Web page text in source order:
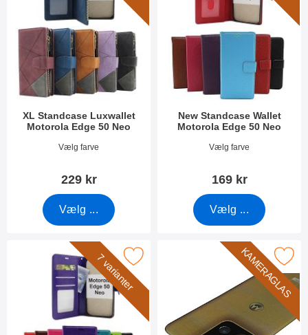
XL Standcase Luxwallet
Motorola Edge 50 Neo
Varenr 51585Vælg farve
229 kr
Vælg ...
New Standcase Wallet
Motorola Edge 50 Neo
Varenr 51590Vælg farve
169 kr
Vælg ...
7 varianter
crazy Horse Motorola Edge 50 Neo Mobilcover som favorit
KAMERAGLAS
Marker kameraglas Motorola